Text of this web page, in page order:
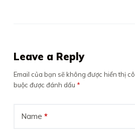
Leave a Reply
Email của bạn sẽ không được hiển thị
buộc được đánh dấu *
Name *